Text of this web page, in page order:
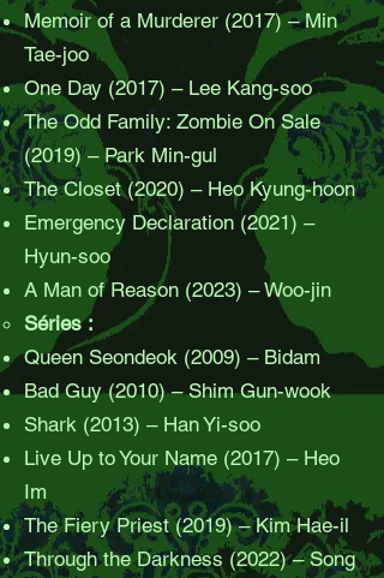
Memoir of a Murderer (2017) – Min
Tae-joo
One Day (2017) – Lee Kang-soo
The Odd Family: Zombie On Sale
(2019) – Park Min-gul
The Closet (2020) – Heo Kyung-hoon
Emergency Declaration (2021) –
Hyun-soo
A Man of Reason (2023) – Woo-jin
Séries :
Queen Seondeok (2009) – Bidam
Bad Guy (2010) – Shim Gun-wook
Shark (2013) – Han Yi-soo
Live Up to Your Name (2017) – Heo
Im
The Fiery Priest (2019) – Kim Hae-il
Through the Darkness (2022) – Song